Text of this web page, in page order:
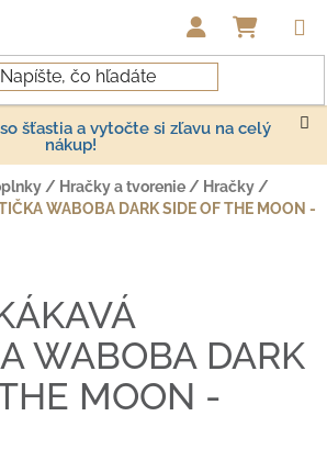
šťastia a vytočte si zľavu na celý
nákup!
/ Hračky a tvorenie / Hračky /
WABOBA DARK SIDE OF THE MOON -
WABOBA DARK
MOON -